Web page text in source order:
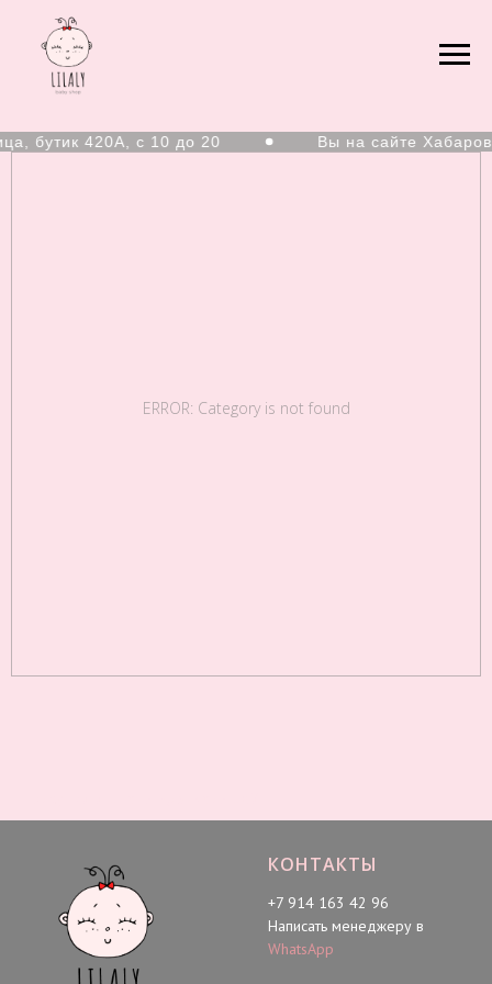
бутик 420А, с 10 до 20 Вы на сайте
ERROR: Category is not found
КОНТАКТЫ
+7 914 163 42 96
Написать менеджеру в
WhatsApp